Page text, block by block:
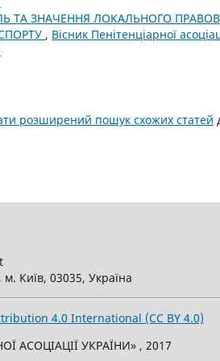
ТА ЗНАЧЕННЯ ЛОКАЛЬНОГО
, Вісник Пенітенціарної
розширений пошук схожих статей
Київ, 03035, Україна
4.0 International (CC BY 4.0)
АСОЦІАЦІЇ УКРАЇНИ» , 2017